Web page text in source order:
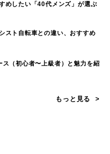
めしたい「40代メンズ」が選ぶ
スト自転車との違い、おすすめ
（初心者〜上級者）と魅力を紹
もっと見る